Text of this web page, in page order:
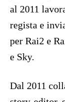
al 2011
regista e
per Rai2 e
e Sky.
Dal 2011